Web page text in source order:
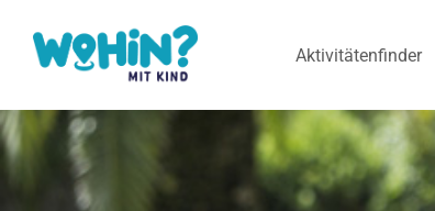
Aktivitätenfinder